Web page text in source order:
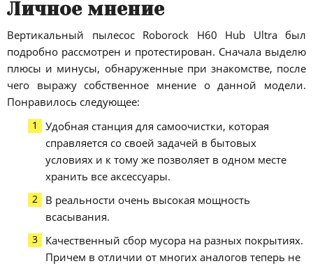
Личное мнение
Вертикальный пылесос Roborock H60 Hub Ultra был
подробно рассмотрен и протестирован. Сначала выделю
плюсы и минусы, обнаруженные при знакомстве, после
чего выражу собственное мнение о данной модели.
Понравилось следующее:
Удобная станция для самоочистки, которая
справляется со своей задачей в бытовых
условиях и к тому же позволяет в одном месте
хранить все аксессуары.
В реальности очень высокая мощность
всасывания.
Качественный сбор мусора на разных покрытиях.
Причем в отличии от многих аналогов теперь не